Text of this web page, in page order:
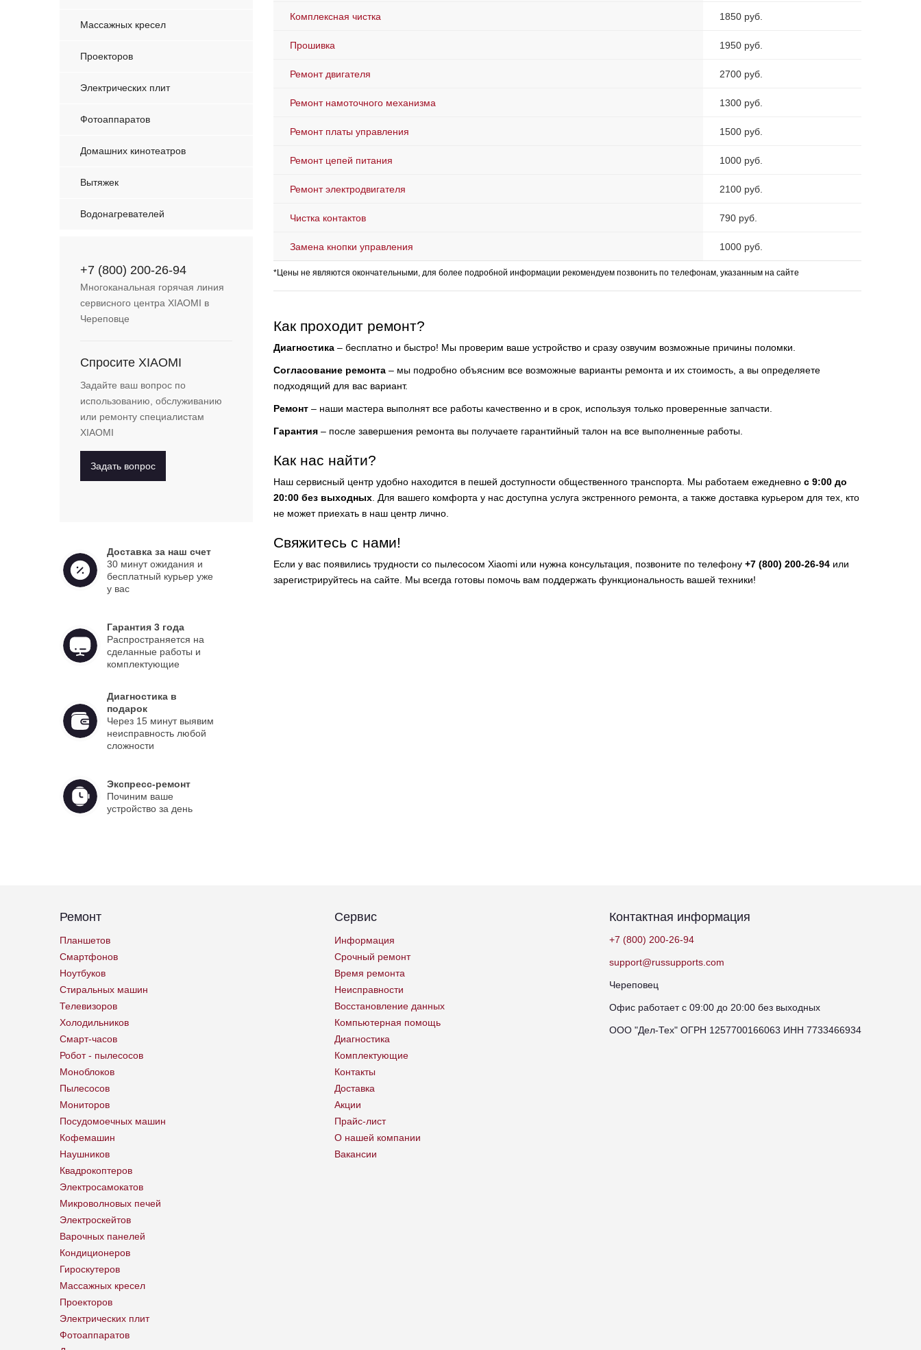
Массажных кресел
Проекторов
Электрических плит
Фотоаппаратов
Домашних кинотеатров
Вытяжек
Водонагревателей
+7 (800) 200-26-94
Многоканальная горячая линия
сервисного центра XIAOMI в
Череповце
Спросите XIAOMI
Задайте ваш вопрос по
использованию, обслуживанию
или ремонту специалистам
XIAOMI
Задать вопрос
Доставка за наш счет
30 минут ожидания и
бесплатный курьер уже
у вас
Гарантия 3 года
Распространяется на
сделанные работы и
комплектующие
Диагностика в
подарок
Через 15 минут выявим
неисправность любой
сложности
Экспресс-ремонт
Починим ваше
устройство за день
Комплексная чистка 1850 руб.
Прошивка 1950 руб.
Ремонт двигателя 2700 руб.
Ремонт намоточного механизма 1300 руб.
Ремонт платы управления 1500 руб.
Ремонт цепей питания 1000 руб.
Ремонт электродвигателя 2100 руб.
Чистка контактов 790 руб.
Замена кнопки управления 1000 руб.
*Цены не являются окончательными, для более подробной информации рекомендуем позвонить по телефонам, указанным на сайте
Как проходит ремонт?
Диагностика – бесплатно и быстро! Мы проверим ваше устройство и сразу озвучим возможные причины поломки.
Согласование ремонта – мы подробно объясним все возможные варианты ремонта и их стоимость, а вы определяете
подходящий для вас вариант.
Ремонт – наши мастера выполнят все работы качественно и в срок, используя только проверенные запчасти.
Гарантия – после завершения ремонта вы получаете гарантийный талон на все выполненные работы.
Как нас найти?
Наш сервисный центр удобно находится в пешей доступности общественного транспорта. Мы работаем ежедневно с 9:00 до
20:00 без выходных . Для вашего комфорта у нас доступна услуга экстренного ремонта, а также доставка курьером для тех, кто
не может приехать в наш центр лично.
Свяжитесь с нами!
Если у вас появились трудности со пылесосом Xiaomi или нужна консультация, позвоните по телефону +7 (800) 200-26-94 или
зарегистрируйтесь на сайте. Мы всегда готовы помочь вам поддержать функциональность вашей техники!
Ремонт
Планшетов
Смартфонов
Ноутбуков
Стиральных машин
Телевизоров
Холодильников
Смарт-часов
Робот - пылесосов
Моноблоков
Пылесосов
Мониторов
Посудомоечных машин
Кофемашин
Наушников
Квадрокоптеров
Электросамокатов
Микроволновых печей
Электроскейтов
Варочных панелей
Кондиционеров
Гироскутеров
Массажных кресел
Проекторов
Электрических плит
Фотоаппаратов
Сервис
Информация
Срочный ремонт
Время ремонта
Неисправности
Восстановление данных
Компьютерная помощь
Диагностика
Комплектующие
Контакты
Доставка
Акции
Прайс-лист
О нашей компании
Вакансии
Контактная информация
+7 (800) 200-26-94
support@russupports.com
Череповец
Офис работает с 09:00 до 20:00 без выходных
ООО "Дел-Тех" ОГРН 1257700166063 ИНН 7733466934